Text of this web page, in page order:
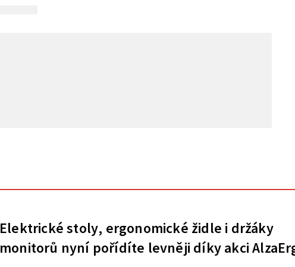
Elektrické stoly, ergonomické židle i držáky
monitorů nyní pořídíte levněji díky akci